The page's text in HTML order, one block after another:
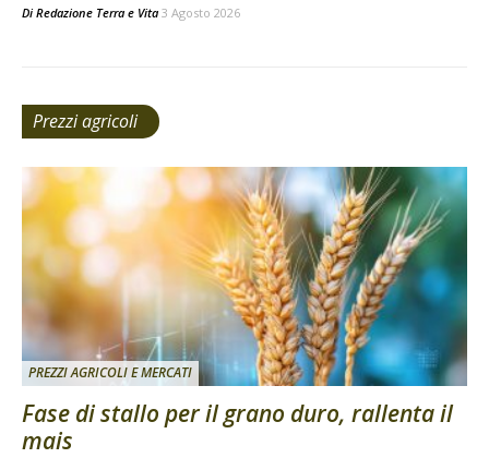
Di Redazione Terra e Vita 3 Agosto 2026
Prezzi agricoli
PREZZI AGRICOLI E MERCATI
Fase di stallo per il grano duro, rallenta il
mais